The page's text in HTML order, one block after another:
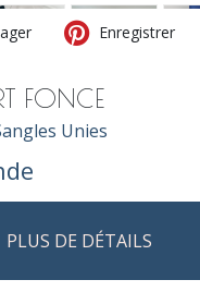
Enregistrer
FONCE
Unies
PLUS DE DÉTAILS